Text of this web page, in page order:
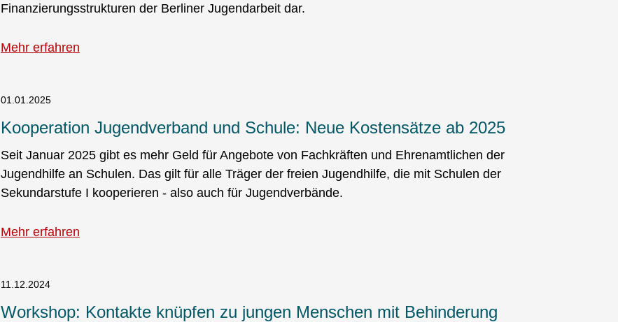
Finanzierungsstrukturen der Berliner Jugendarbeit dar.
Mehr erfahren
01.01.2025
Kooperation Jugendverband und Schule: Neue Kostensätze ab 2025
Seit Januar 2025 gibt es mehr Geld für Angebote von Fachkräften und Ehrenamtlichen der
Jugendhilfe an Schulen. Das gilt für alle Träger der freien Jugendhilfe, die mit Schulen der
Sekundarstufe I kooperieren - also auch für Jugendverbände.
Mehr erfahren
11.12.2024
Workshop: Kontakte knüpfen zu jungen Menschen mit Behinderung